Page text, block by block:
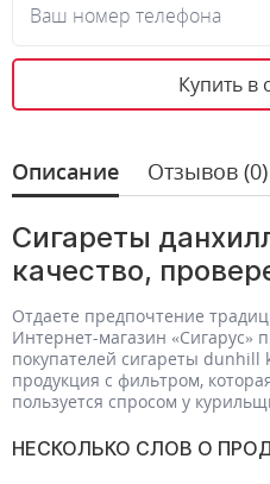
Ваш номер телефона
Купить в
Описание Отзывов (0)
Сигареты
качество,
Отдаете предпочтение
Интернет-магазин «Сигарус»
покупателей сигареты dunhill
продукция с фильтром,
пользуется спросом у
НЕСКОЛЬКО СЛОВ О